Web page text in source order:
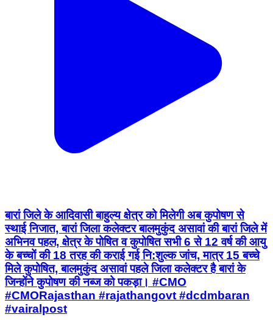
बारां जिले के आदिवासी बाहुल्य क्षेत्र को मिलेगी अब कुपोषण से
स्थाई निजात, बारां जिला कलेक्टर बालमुकुंद असावां की बारां जिले में
अभिनव पहल, क्षेत्र के पोषित व कुपोषित सभी 6 से 12 वर्ष की आयु
के बच्चों की 18 तरह की कराई गई नि:शुल्क जांच, मात्र 15 बच्चे
मिले कुपोषित, बालमुकुंद असावां पहले जिला कलेक्टर है बारां के
जिन्होंने कुपोषण की नब्ज को पकड़ा। #CMO
#CMORajasthan #rajathangovt #dcdmbaran
#vairalpost